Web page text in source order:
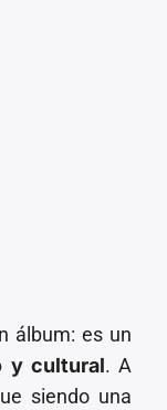
álbum: es un
y cultural. A
siendo una